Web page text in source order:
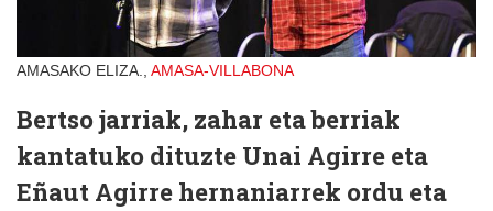
AMASAKO ELIZA., AMASA-VILLABONA
Bertso jarriak, zahar eta berriak
kantatuko dituzte Unai Agirre eta
Eñaut Agirre hernaniarrek ordu eta